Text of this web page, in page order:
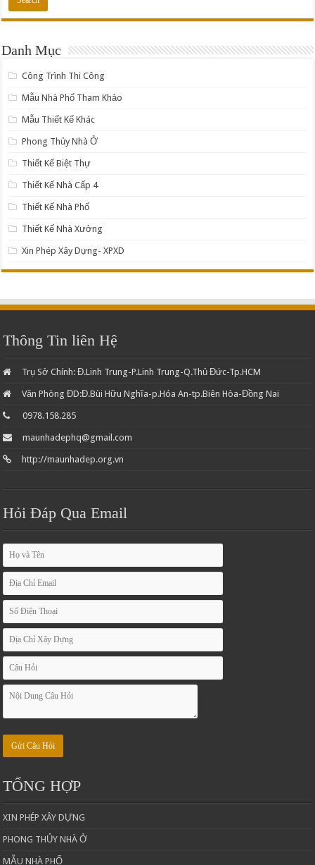
Danh Mục
Công Trình Thi Công
Mẫu Nhà Phố Tham Khảo
Mẫu Thiết Kế Khác
Phong Thủy Nhà Ở
Thiết Kế Biệt Thự
Thiết Kế Nhà Cấp 4
Thiết Kế Nhà Phố
Thiết Kế Nhà Xưởng
Xin Phép Xây Dựng- XPXD
Thông Tin liên Hệ
Trụ Sở Chính: Đ.Linh Trung-P.Linh Trung-Q.Thủ Đức-Tp.HCM
Văn Phòng ĐD:Đ.Bùi Hữu Nghĩa-p.Hóa An-tp.Biên Hòa-Đồng Nai
0978.158.285
maunhadephq@gmail.com
http://maunhadep.org.vn
Hỏi Đáp Qua Email
TỔNG HỢP
XIN PHÉP XÂY DỰNG
PHONG THỦY NHÀ Ở
MẪU NHÀ PHỐ